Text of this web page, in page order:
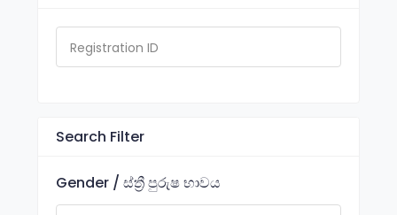
Search Filter
Gender / ස්ත්‍රී පුරුෂ භාවය